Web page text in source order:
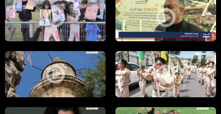
أخبار مساواة: ناشطون في النقب يناقشون كيفية التعامل مع مخططات
مراسلون مساواة : حراك نقف معًا
مراسلون مساواة : الكنائس تستقبل بدء الأسبوع المقدس بصلوات للسلام
مراسلون مساواة: مسجد حطين